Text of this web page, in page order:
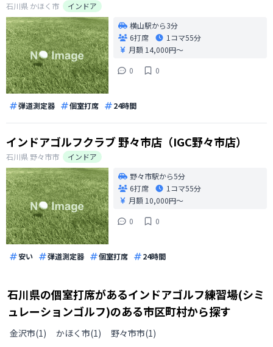
石川県 かほく市
インドア
横山駅から3分
6打席
1コマ55分
月額 14,000円〜
0
0
弾道測定器 個室打席 24時間
インドアゴルフクラブ 野々市店（IGC野々市店）
石川県 野々市市
インドア
野々市駅から5分
6打席
1コマ55分
月額 10,000円〜
0
0
安い 弾道測定器 個室打席 24時間
石川県の個室打席があるインドアゴルフ練習場(シミ
ュレーションゴルフ)のある市区町村から探す
金沢市(1) かほく市(1) 野々市市(1)